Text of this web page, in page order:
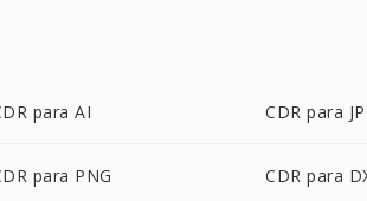
para AI CDR para
para PNG CDR para